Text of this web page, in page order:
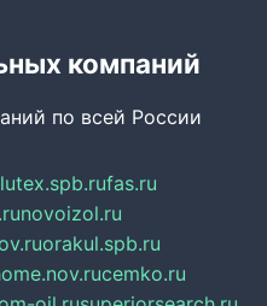
компаний
по всей России
fas.ru
novoizol.ru
orakul.spb.ru
cemko.ru